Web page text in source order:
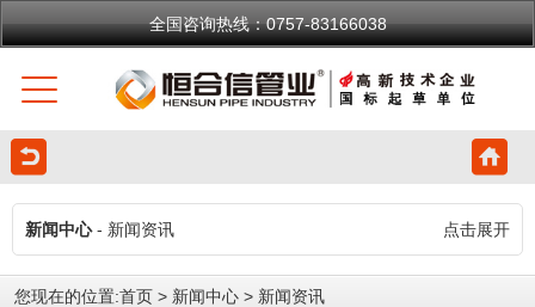
全国咨询热线：0757-83166038
新闻中心- 新闻资讯 点击展开
您现在的位置:首页 > 新闻中心 > 新闻资讯